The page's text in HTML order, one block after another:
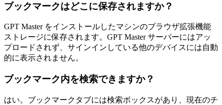
ブックマークはどこに保存されますか？
GPT Master をインストールしたマシンのブラウザ拡張機能
ストレージに保存されます。GPT Master サーバーにはアッ
プロードされず、サインインしている他のデバイスには自動
的に表示されません。
ブックマーク内を検索できますか？
はい。ブックマークタブには検索ボックスがあり、現在のチ